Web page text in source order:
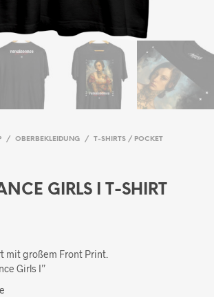
/ OBERBEKLEIDUNG /
T-SHIRTS / POCKET
GIRLS I T-SHIRT
mit großem Front Print.
Girls I”